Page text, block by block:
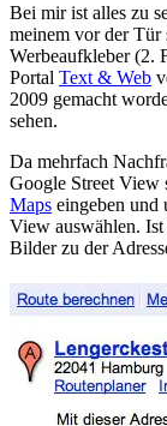
Bei mir ist alles zu
meinem vor der Tür
Werbeaufkleber (2.
Portal Text & Web
2009 gemacht
sehen.
Da mehrfach
Google Street View
Maps eingeben und
View auswählen.
Bilder zu der